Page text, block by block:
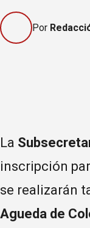
Por
La
inscripción
se realizarán
Agueda de